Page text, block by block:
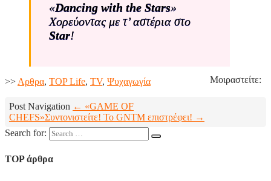
«Dancing with the Stars»
Χορεύοντας με τ’ αστέρια στο
Star!
Μοιραστείτε:
>>Aρθρα, TOP Life, TV, Ψυχαγωγία
Post Navigation ← «GAME OF
CHEFS»Συντονιστείτε! Το GNTM επιστρέφει! →
Search for:
TOP άρθρα